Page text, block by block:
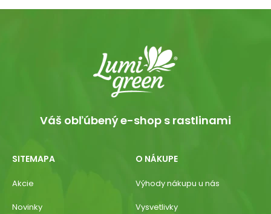
Váš obľúbený e-shop s rastlinami
SITEMAPA
Akcie
Novinky
O NÁKUPE
Výhody nákupu u nás
Vysvetlivky